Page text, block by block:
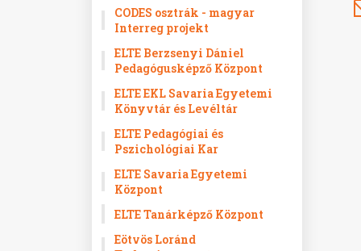
CODES osztrák - magyar
Interreg projekt
ELTE Berzsenyi Dániel
Pedagógusképző Központ
ELTE EKL Savaria Egyetemi
Könyvtár és Levéltár
ELTE Pedagógiai és
Pszichológiai Kar
ELTE Savaria Egyetemi
Központ
ELTE Tanárképző Központ
Eötvös Loránd